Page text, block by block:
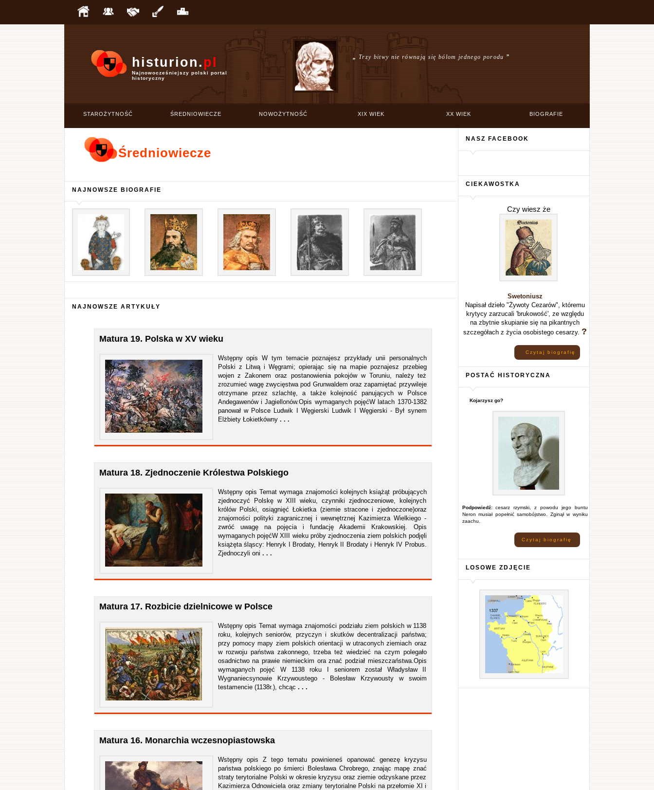
histurion.pl
Najnowocześniejszy polski portal
historyczny
„Trzy bitwy nie równają się bólom jednego porodu”
STAROŻYTNOŚĆ ŚREDNIOWIECZE NOWOŻYTNOŚĆ XIX WIEK XX WIEK BIOGRAFIE
Średniowiecze
NAJNOWSZE BIOGRAFIE
NAJNOWSZE ARTYKUŁY
Matura 19. Polska w XV wieku
Wstępny opis W tym temacie poznajesz przykłady unii personalnych
Polski z Litwą i Węgrami; opierając się na mapie poznajesz przebieg
wojen z Zakonem oraz postanowienia pokojów w Toruniu, należy też
zrozumieć wagę zwycięstwa pod Grunwaldem oraz zapamiętać przywileje
otrzymane przez szlachtę, a także kolejność panujących w Polsce
Andegawenów i Jagiellonów.Opis wymaganych pojęćW latach 1370-1382
panował w Polsce Ludwik I Węgierski Ludwik I Węgierski - Był synem
Elżbiety Łokietkówny . . .
Matura 18. Zjednoczenie Królestwa Polskiego
Wstępny opis Temat wymaga znajomości kolejnych książąt próbujących
zjednoczyć Polskę w XIII wieku, czynniki zjednoczeniowe, kolejnych
królów Polski, osiągnięć Łokietka (ziemie stracone i zjednoczone)oraz
znajomości polityki zagranicznej i wewnętrznej Kazimierza Wielkiego -
zwróć uwagę na pojęcia i fundację Akademii Krakowskiej. Opis
wymaganych pojęćW XIII wieku próby zjednoczenia ziem polskich podjęli
książęta śląscy: Henryk I Brodaty, Henryk II Brodaty i Henryk IV Probus.
Zjednoczyli oni . . .
Matura 17. Rozbicie dzielnicowe w Polsce
Wstępny opis Temat wymaga znajomości podziału ziem polskich w 1138
roku, kolejnych seniorów, przyczyn i skutków decentralizacji państwa;
przy pomocy mapy ziem polskich orientacji w utraconych ziemiach oraz
w rozwoju państwa zakonnego, trzeba też wiedzieć na czym polegało
osadnictwo na prawie niemieckim ora znać podział mieszczaństwa.Opis
wymaganych pojęć W 1138 roku I seniorem został Władysław II
Wygnaniecsynowie Krzywoustego - Bolesław Krzywousty w swoim
testamencie (1138r.), chcąc . . .
Matura 16. Monarchia wczesnopiastowska
Wstępny opis Z tego tematu powinieneś opanować genezę kryzysu
państwa polskiego po śmierci Bolesława Chrobrego, znając mapę znać
straty terytorialne Polski w okresie kryzysu oraz ziemie odzyskane przez
Kazimierza Odnowiciela oraz zmiany terytorialne Polski na przełomie XI i
NASZ FACEBOOK
CIEKAWOSTKA
Czy wiesz że
Swetoniusz
Napisał dzieło "Żywoty Cezarów", któremu
krytycy zarzucali 'brukowość', ze względu
na zbytnie skupianie się na pikantnych
szczegółach z życia osobistego cesarzy. ?
Czytaj biografię
POSTAĆ HISTORYCZNA
Kojarzysz go?
Podpowiedź:cesarz rzymski, z powodu jego buntu
Neron musiał popełnić samobójstwo. Zginął w wyniku
zaachu.
Czytaj biografię
LOSOWE ZDJĘCIE